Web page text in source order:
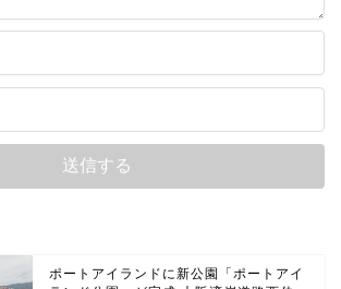
ポートアイランドに新公園「ポートアイ